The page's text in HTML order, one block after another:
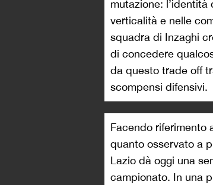
mutazione:
verticalità e nelle
squadra di Inzaghi
di concedere
da questo trade off
scompensi difensivi.
Facendo riferimento
quanto osservato a
Lazio dà oggi una
campionato. In una